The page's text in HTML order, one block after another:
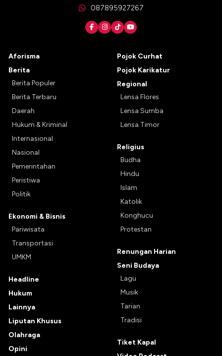
087895927267
Aforisma
Berita
Berita Populer
Berita Terbaru
Daerah
Hukum & Kriminal
Internasional
Nasional
Pemerintahan
Peristiwa
Politik
Ekonomi & Bisnis
Pariwisata
Transportasi
UMKM
Headline
Hukum
Lainnya
Liputan Khusus
Olahraga
Opini
Pojok Curhat
Pojok Karikatur
Regional
Lensa Flores
Lensa Sumba
Lensa Timor
Religius
Budha
Hindu
Islam
Katolik
Konghucu
Protestan
Renungan Harian
Seni Budaya
Lagu
Musik
Tarian
Tradisi
Tiket Kapal